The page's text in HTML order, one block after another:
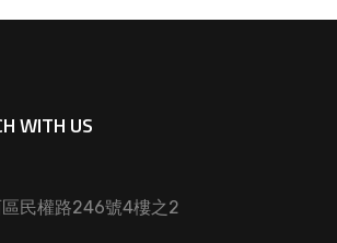
WITH US
民權路246號4樓之2